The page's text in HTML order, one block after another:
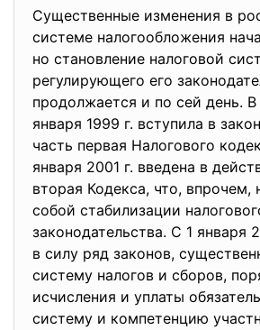
Существенные изменения в
системе налогообложения
но становление налоговой
регулирующего его
продолжается и по сей день. В
января 1999 г. вступила в
часть первая Налогового
января 2001 г. введена в
вторая Кодекса, что, впрочем,
собой стабилизации
законодательства. С 1 января
в силу ряд законов,
систему налогов и сборов,
исчисления и уплаты
систему и компетенцию